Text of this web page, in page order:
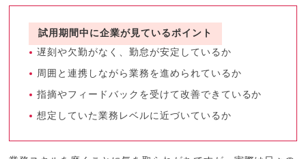
試用期間中に企業が見ているポイント
遅刻や欠勤がなく、勤怠が安定しているか
周囲と連携しながら業務を進められているか
指摘やフィードバックを受けて改善できているか
想定していた業務レベルに近づいているか